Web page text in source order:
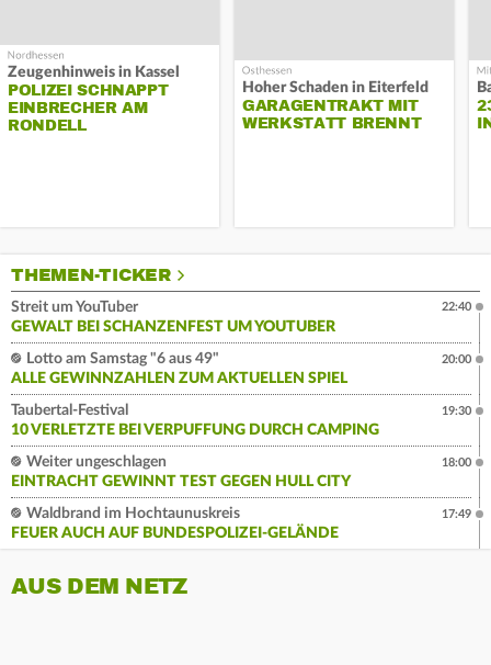
Zeugenhinweis in Kassel
POLIZEI SCHNAPPT
EINBRECHER AM
RONDELL
Hoher Schaden in Eiterfeld
GARAGENTRAKT MIT
WERKSTATT BRENNT
THEMEN-TICKER
Streit um YouTuber
GEWALT BEI SCHANZENFEST UM YOUTUBER
22:40
Lotto am Samstag "6 aus 49"
ALLE GEWINNZAHLEN ZUM AKTUELLEN SPIEL
20:00
Taubertal-Festival
10 VERLETZTE BEI VERPUFFUNG DURCH CAMPING
19:30
Weiter ungeschlagen
EINTRACHT GEWINNT TEST GEGEN HULL CITY
18:00
Waldbrand im Hochtaunuskreis
FEUER AUCH AUF BUNDESPOLIZEI-GELÄNDE
17:49
AUS DEM NETZ